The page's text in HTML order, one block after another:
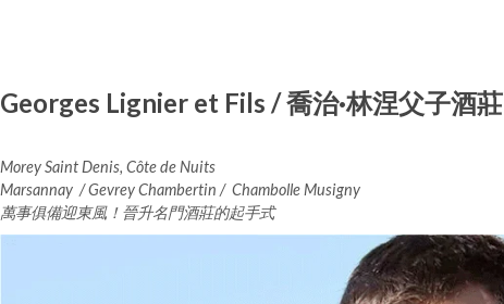
Georges Lignier et Fils / 喬治·林涅父子酒莊
Morey Saint Denis, Côte de Nuits
Marsannay / Gevrey Chambertin / Chambolle Musigny
萬事俱備迎東風！晉升名門酒莊的起手式